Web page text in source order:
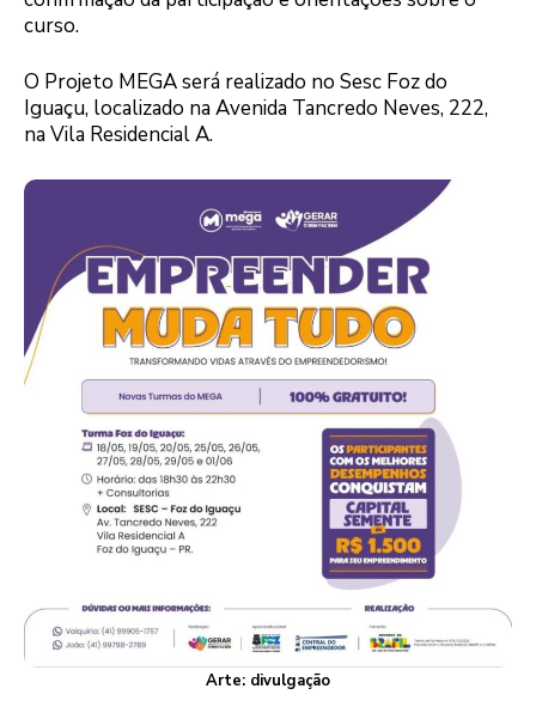
curso.
O Projeto MEGA será realizado no Sesc Foz do
Iguaçu, localizado na Avenida Tancredo Neves, 222,
na Vila Residencial A.
Arte: divulgação